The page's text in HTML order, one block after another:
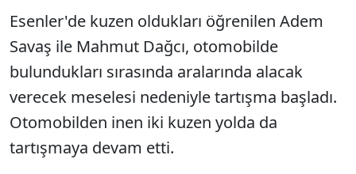
Esenler'de kuzen oldukları öğrenilen Adem
Savaş ile Mahmut Dağcı, otomobilde
bulundukları sırasında aralarında alacak
verecek meselesi nedeniyle tartışma başladı.
Otomobilden inen iki kuzen yolda da
tartışmaya devam etti.